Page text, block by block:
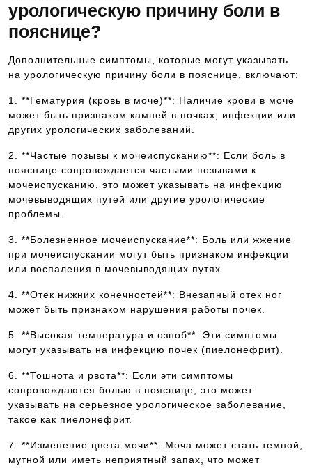
урологическую причину боли в
пояснице?
Дополнительные симптомы, которые могут указывать
на урологическую причину боли в пояснице, включают:
1. **Гематурия (кровь в моче)**: Наличие крови в моче
может быть признаком камней в почках, инфекции или
других урологических заболеваний.
2. **Частые позывы к мочеиспусканию**: Если боль в
пояснице сопровождается частыми позывами к
мочеиспусканию, это может указывать на инфекцию
мочевыводящих путей или другие урологические
проблемы.
3. **Болезненное мочеиспускание**: Боль или жжение
при мочеиспускании могут быть признаком инфекции
или воспаления в мочевыводящих путях.
4. **Отек нижних конечностей**: Внезапный отек ног
может быть признаком нарушения работы почек.
5. **Высокая температура и озноб**: Эти симптомы
могут указывать на инфекцию почек (пиелонефрит).
6. **Тошнота и рвота**: Если эти симптомы
сопровождаются болью в пояснице, это может
указывать на серьезное урологическое заболевание,
такое как пиелонефрит.
7. **Изменение цвета мочи**: Моча может стать темной,
мутной или иметь неприятный запах, что может